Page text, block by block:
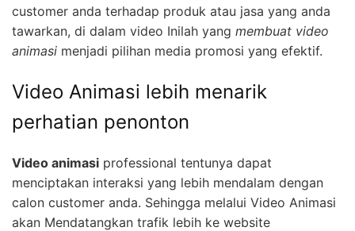
customer anda terhadap produk atau jasa yang anda
tawarkan, di dalam video Inilah yang membuat video
animasi menjadi pilihan media promosi yang efektif.
Video Animasi lebih menarik
perhatian penonton
Video animasi professional tentunya dapat
menciptakan interaksi yang lebih mendalam dengan
calon customer anda. Sehingga melalui Video Animasi
akan Mendatangkan trafik lebih ke website